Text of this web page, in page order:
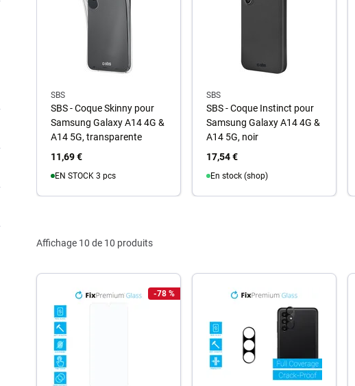
SBS
SBS - Coque Skinny pour
Samsung Galaxy A14 4G &
A14 5G, transparente
11,69 €
EN STOCK 3 pcs
SBS
SBS - Coque Instinct pour
Samsung Galaxy A14 4G &
A14 5G, noir
17,54 €
En stock (shop)
Affichage 10 de 10 produits
-78 %